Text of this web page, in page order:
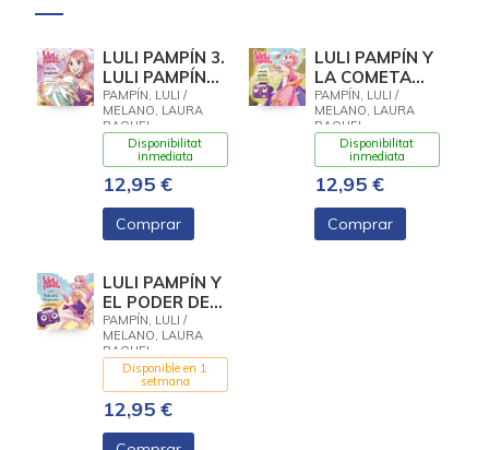
LULI PAMPÍN 3.
LULI PAMPÍN
VA A TU
CUMPLEAÑOS
PAMPÍN, LULI /
MELANO, LAURA
RAQUEL
Disponibilitat
inmediata
12,95 €
Comprar
LULI PAMPÍN Y
LA COMETA
PERDIDA
PAMPÍN, LULI /
MELANO, LAURA
RAQUEL
Disponibilitat
inmediata
12,95 €
Comprar
LULI PAMPÍN Y
EL PODER DE
LA
IMAGINACIÓN
PAMPÍN, LULI /
MELANO, LAURA
RAQUEL
Disponible en 1
setmana
12,95 €